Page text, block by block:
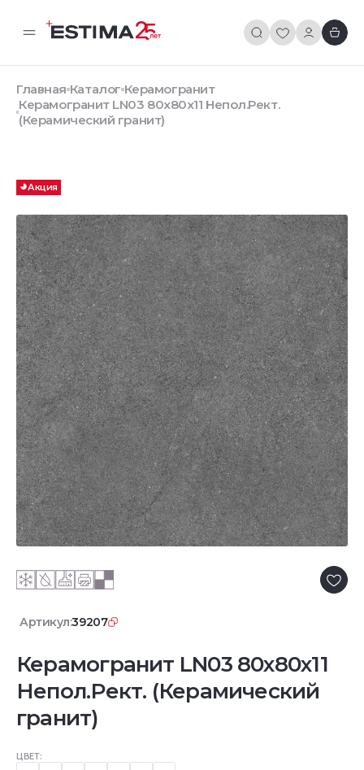
Главная Каталог Керамогранит
Керамогранит LN03 80x80x11 Непол.Рект.
(Керамический гранит)
Акция
Артикул:39207
Керамогранит LN03 80x80x11
Непол.Рект. (Керамический
гранит)
ЦВЕТ: